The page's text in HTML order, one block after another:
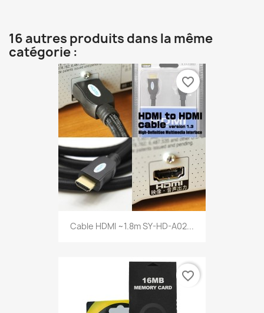
16 autres produits dans la même
catégorie :
Cable HDMI ~1.8m SY-HD-A02...
favorite_border
favorite_border